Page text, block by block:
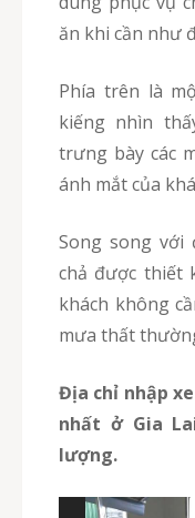
ăn khi cần như
Phía trên là một ngăn được đóng bằng tủ
kiếng nhìn
trưng bày các
ánh mắt của
Song song với đó, chiếc xe bán bánh mì cá
chả được thiết
khách không
mưa thất
Địa chỉ nhập xe bánh mì chả cá nóng giá rẻ
nhất ở Gia
lượng.